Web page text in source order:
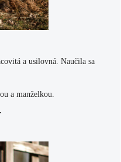
a usilovná. Naučila sa
a manželkou.